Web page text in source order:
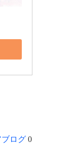
ブログ 0